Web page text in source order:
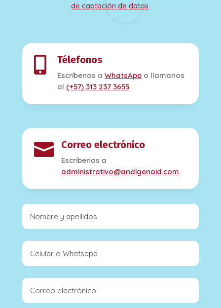
de captación de datos.
 Télefonos
Escríbenos a WhatsAppo llamanos
al (+57) 313 237 3655
 Correo electrónico
Escríbenos a
administrativo@andigenaid.com